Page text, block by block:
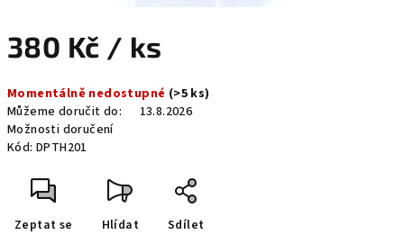
380 Kč / ks
cena:
Momentálně nedostupné (>5 ks)
Můžeme doručit do:
13.8.2026
Možnosti doručení
Kód: DPTH201
Zeptat se Hlídat Sdílet